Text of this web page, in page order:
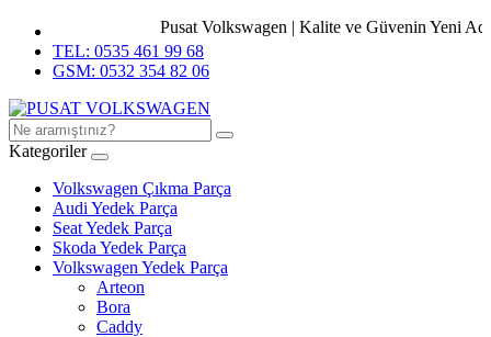
Pusat Volkswagen | Kalite ve Güvenin Yeni
TEL: 0535 461 99 68
GSM: 0532 354 82 06
Kategoriler
Volkswagen Çıkma Parça
Audi Yedek Parça
Seat Yedek Parça
Skoda Yedek Parça
Volkswagen Yedek Parça
Arteon
Bora
Caddy